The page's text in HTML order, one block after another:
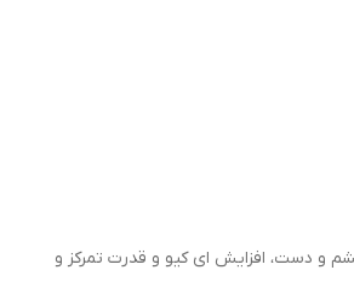
و دست، افزایش ای کیو و قدرت تمرکز و